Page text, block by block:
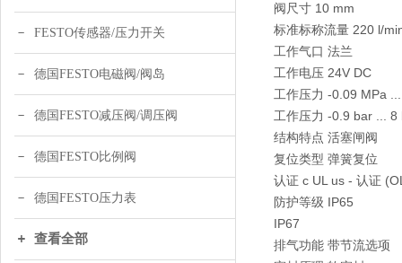
FESTO传感器/压力开关
德国FESTO电磁阀/阀岛
德国FESTO减压阀/调压阀
德国FESTO比例阀
德国FESTO压力表
查看全部
阀尺寸 10 mm
标准标称流量 220 l/
工作气口 法兰
工作电压 24V DC
工作压力 -0.09 MPa
工作压力 -0.9 bar ... 8
结构特点 活塞闸阀
复位类型 弹簧复位
认证 c UL us - 认证
防护等级 IP65
IP67
排气功能 带节流选项